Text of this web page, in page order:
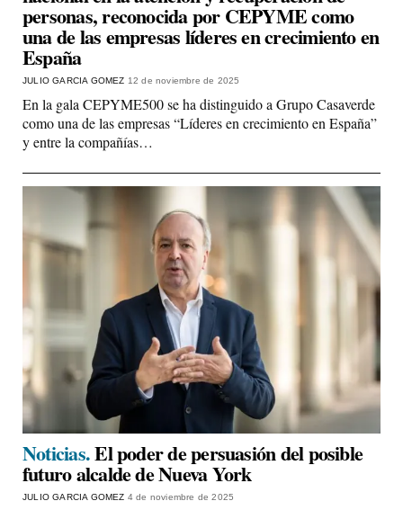
personas, reconocida por CEPYME como
una de las empresas líderes en crecimiento en
España
JULIO GARCIA GOMEZ 12 de noviembre de 2025
En la gala CEPYME500 se ha distinguido a Grupo Casaverde
como una de las empresas “Líderes en crecimiento en España”
y entre la compañías…
Noticias.El poder de persuasión del posible
futuro alcalde de Nueva York
JULIO GARCIA GOMEZ 4 de noviembre de 2025